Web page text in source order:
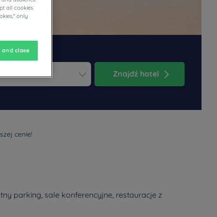
Znajdź hotel
cenie!
parking, sale konferencyjne, restauracje z
all cookies
only
and close